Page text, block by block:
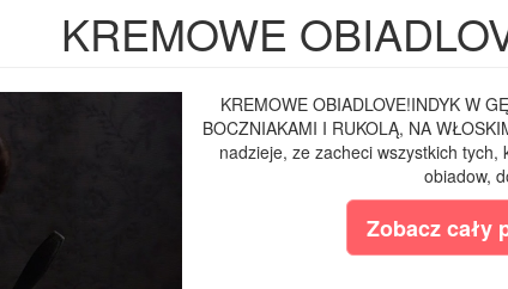
KREMOWE
KREMOWE OBIADLOVE!INDYK W
BOCZNIAKAMI I RUKOLĄ, NA
nadzieje, ze zacheci wszystkich
obiadow,
Zobacz cały